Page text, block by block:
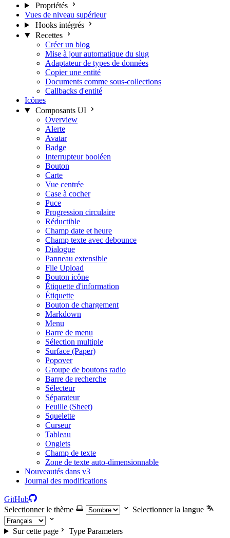
Propriétés
Vues de niveau supérieur
Hooks intégrés
Recettes
Créer un blog
Mise à jour automatique du slug
Adaptateur de types de données
Copier une entité
Documents comme sous-collections
Callbacks d'entité
Icônes
Composants UI
Overview
Alerte
Avatar
Badge
Interrupteur booléen
Bouton
Carte
Vue centrée
Case à cocher
Puce
Progression circulaire
Réductible
Champ date et heure
Champ texte avec debounce
Dialogue
Panneau extensible
File Upload
Bouton icône
Étiquette d'information
Étiquette
Bouton de chargement
Markdown
Menu
Barre de menu
Sélection multiple
Surface (Paper)
Popover
Groupe de boutons radio
Barre de recherche
Sélecteur
Séparateur
Feuille (Sheet)
Squelette
Curseur
Tableau
Onglets
Champ de texte
Zone de texte auto-dimensionnable
Nouveautés dans v3
Journal des modifications
GitHub
Selectionner le thème
Selectionner la langue
Sur cette page Type Parameters